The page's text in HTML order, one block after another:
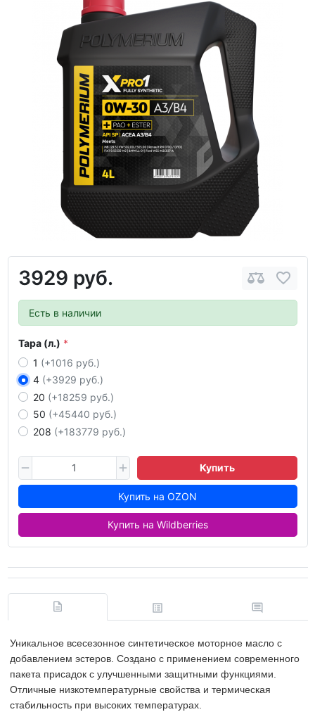
3929 руб.
Есть в наличии
Тара (л.)
1 (+1016 руб.)
4 (+3929 руб.)
20 (+18259 руб.)
50 (+45440 руб.)
208 (+183779 руб.)
Купить
Купить на OZON
Купить на Wildberries
Уникальное всесезонное синтетическое моторное масло с
добавлением эстеров. Создано с применением современного
пакета присадок с улучшенными защитными функциями.
Отличные низкотемпературные свойства и термическая
стабильность при высоких температурах.